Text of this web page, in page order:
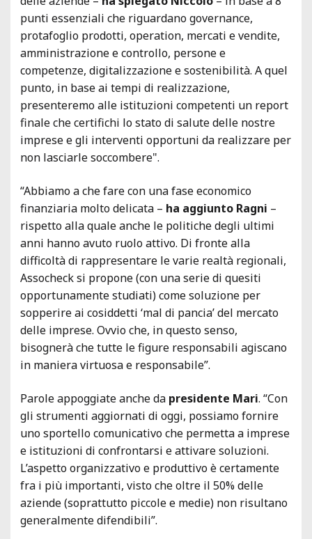
punti essenziali che riguardano governance,
protafoglio prodotti, operation, mercati e vendite,
amministrazione e controllo, persone e
competenze, digitalizzazione e sostenibilità. A quel
punto, in base ai tempi di realizzazione,
presenteremo alle istituzioni competenti un report
finale che certifichi lo stato di salute delle nostre
imprese e gli interventi opportuni da realizzare per
non lasciarle soccombere".
“Abbiamo a che fare con una fase economico
finanziaria molto delicata – ha aggiunto Ragni –
rispetto alla quale anche le politiche degli ultimi
anni hanno avuto ruolo attivo. Di fronte alla
difficoltà di rappresentare le varie realtà regionali,
Assocheck si propone (con una serie di quesiti
opportunamente studiati) come soluzione per
sopperire ai cosiddetti ‘mal di pancia’ del mercato
delle imprese. Ovvio che, in questo senso,
bisognerà che tutte le figure responsabili agiscano
in maniera virtuosa e responsabile”.
Parole appoggiate anche da presidente Mari. “Con
gli strumenti aggiornati di oggi, possiamo fornire
uno sportello comunicativo che permetta a imprese
e istituzioni di confrontarsi e attivare soluzioni.
L’aspetto organizzativo e produttivo è certamente
fra i più importanti, visto che oltre il 50% delle
aziende (soprattutto piccole e medie) non risultano
generalmente difendibili”.